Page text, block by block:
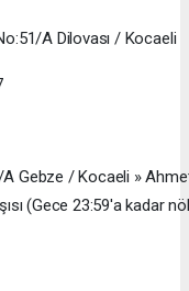
A Dilovası / Kocaeli
Gebze / Kocaeli »
(Gece 23:59'a kadar